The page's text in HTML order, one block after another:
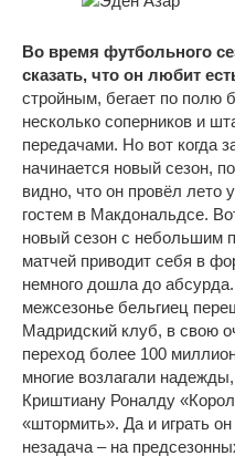
Во время футбольного
сказать, что он любит
стройным, бегает по полю
несколько соперников и
передачами. Но вот когда
начинается новый сезон,
видно, что он провёл
гостем в Макдональдсе.
новый сезон с небольшим
матчей приводит себя в
немного дошла до
межсезонье бельгиец
Мадридский клуб, в свою
переход более 100
многие возлагали
Криштиану Роналду
«штормить». Да и играть
незадача – на